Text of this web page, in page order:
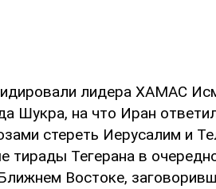
лидера ХАМАС
Шукра, на что Иран
стереть Иерусалим и
Тегерана в
Востоке,